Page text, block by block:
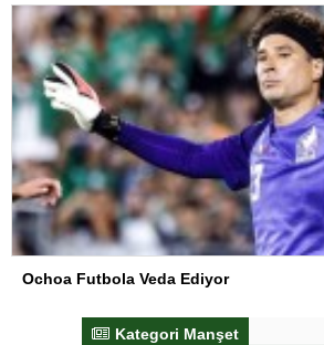
Ochoa Futbola Veda Ediyor
Kategori Manşet